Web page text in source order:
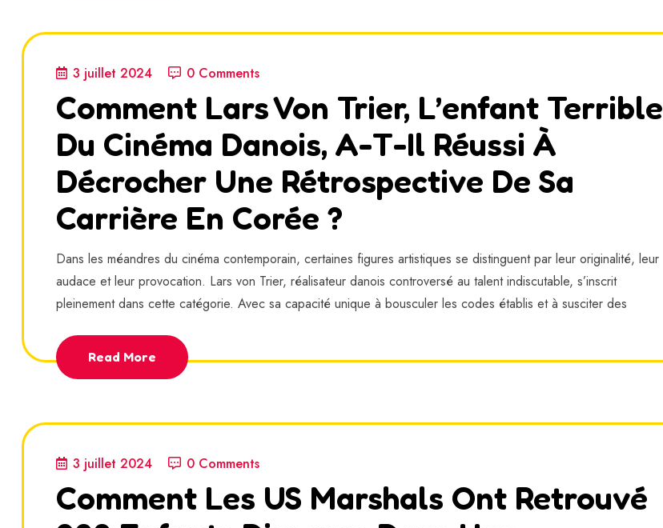
3 juillet 2024 0 Comments
Comment Lars Von Trier, L’enfant Terrible
Du Cinéma Danois, A-T-Il Réussi À
Décrocher Une Rétrospective De Sa
Carrière En Corée ?
Dans les méandres du cinéma contemporain, certaines figures artistiques se distinguent par leur originalité, leur
audace et leur provocation. Lars von Trier, réalisateur danois controversé au talent indiscutable, s’inscrit
pleinement dans cette catégorie. Avec sa capacité unique à bousculer les codes établis et à susciter des
Read More
3 juillet 2024 0 Comments
Comment Les US Marshals Ont Retrouvé